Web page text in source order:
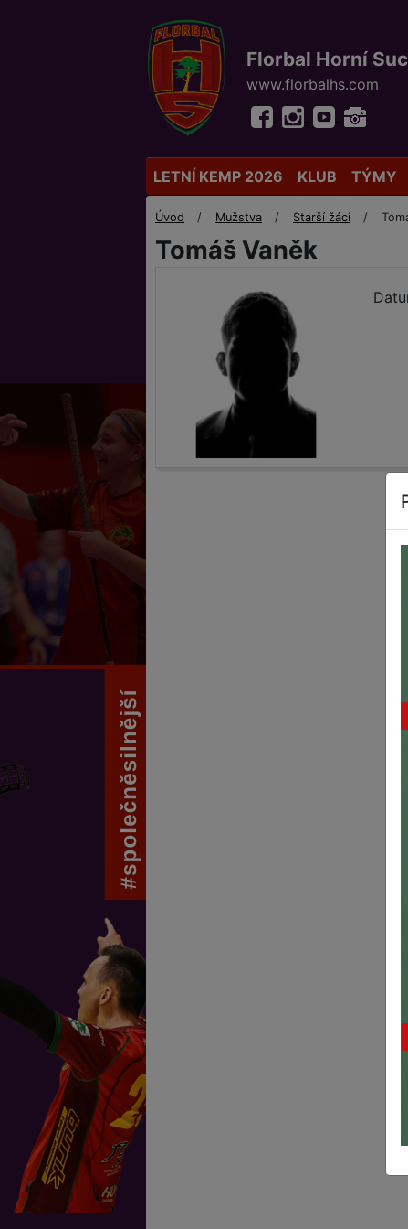
Florbal Horní
www.florbalhs.com
LETNÍ KEMP 2026 KLUB TÝMY
Úvod Mužstva Starší žáci
Tomáš Vaněk